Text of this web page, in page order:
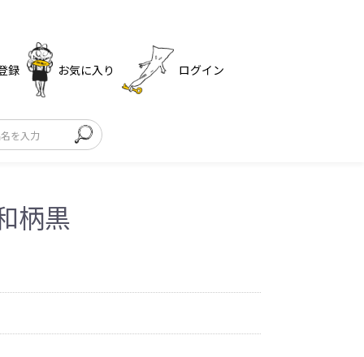
録 お気に入り ログイン
柄黒